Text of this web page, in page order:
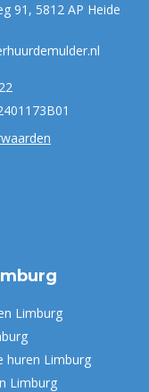
91, 5812 AP Heide
Limburg
huren Limburg
Limburg